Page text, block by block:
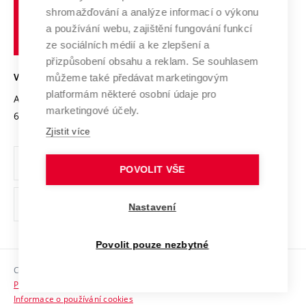
Transfer znalostí
Open Science
Projekty
Projekty ze strukturálních fondů
Specifický výzkum
Služby univerzity
Mezinárodní dohody
Univerzitní sítě
Udržitelná univerzita
Podnikavá univerzita / ContriBUTe
Bezpečná univerzita
Vyznamenání
Organizační struktura
Ochrana osobních údajů
odkaz)
Sociální bezpečí
HR Award
učení
technické
VYSOKÉ UČENÍ TECHNICKÉ V BRNĚ
Antonínská 548/1
602 00 Brno
www.vut.cz
vut@vutbr.cz
Copyright © 2026 VUT
Prohlášení o přístupnosti
Informace o používání cookies
shromažďování a analýze informací o výkonu
a používání webu, zajištění fungování funkcí
ze sociálních médií a ke zlepšení a
přizpůsobení obsahu a reklam. Se souhlasem
můžeme také předávat marketingovým
platformám některé osobní údaje pro
marketingové účely.
Zjistit více
POVOLIT VŠE
Nastavení
Povolit pouze nezbytné